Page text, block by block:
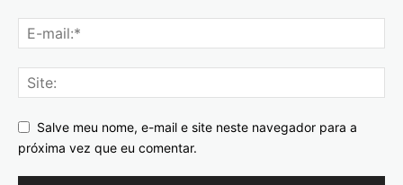
Salve meu nome, e-mail e site neste navegador para a
próxima vez que eu comentar.